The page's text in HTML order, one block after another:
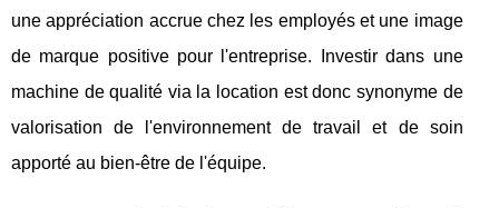
une appréciation accrue chez les employés et une image
de marque positive pour l'entreprise. Investir dans une
machine de qualité via la location est donc synonyme de
valorisation de l'environnement de travail et de soin
apporté au bien-être de l'équipe.